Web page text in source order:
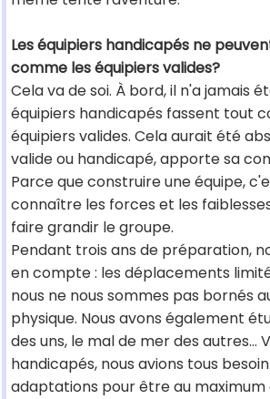
Les équipiers handicapés ne
comme les équipiers valides?
Cela va de soi. À bord, il n'a jamais
équipiers handicapés fassent tout
équipiers valides. Cela aurait été
valide ou handicapé, apporte sa
Parce que construire une équipe,
connaître les forces et les
faire grandir le groupe.
Pendant trois ans de préparation,
en compte : les déplacements
nous ne nous sommes pas bornés
physique. Nous avons également
des uns, le mal de mer des autres...
handicapés, nous avions tous
adaptations pour être au maximum